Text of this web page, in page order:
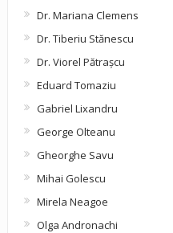
Dr. Mariana Clemens
Dr. Tiberiu Stănescu
Dr. Viorel Pătraşcu
Eduard Tomaziu
Gabriel Lixandru
George Olteanu
Gheorghe Savu
Mihai Golescu
Mirela Neagoe
Olga Andronachi